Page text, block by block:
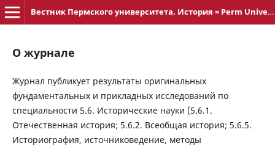
Вестник Пермского университета. История = Perm University Herald. History ISSN 2219-3111
О журнале
Журнал публикует результаты оригинальных
фундаментальных и прикладных исследований по
специальности 5.6. Исторические науки (5.6.1.
Отечественная история; 5.6.2. Всеобщая история; 5.6.5.
Историография, источниковедение, методы